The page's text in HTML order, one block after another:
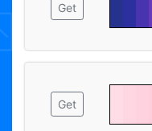
Get
Get